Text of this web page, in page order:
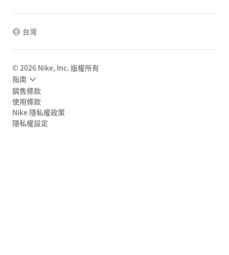
台灣
© 2026 Nike, Inc. 版權所有
指南
銷售條款
使用條款
Nike 隱私權政策
隱私權設定